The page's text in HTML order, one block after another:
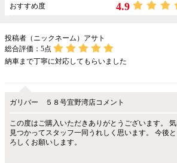
おすすめ度 4.9
投稿者（ニックネーム）アサト
総合評価： 5点
納車まで丁寧に対応してもらいました
ガリバー ５８号宜野湾店コメント
この度はご購入いただきありがとうございます。
見つかってスタッフ一同うれしく思います。 今後
ろしくお願いします。